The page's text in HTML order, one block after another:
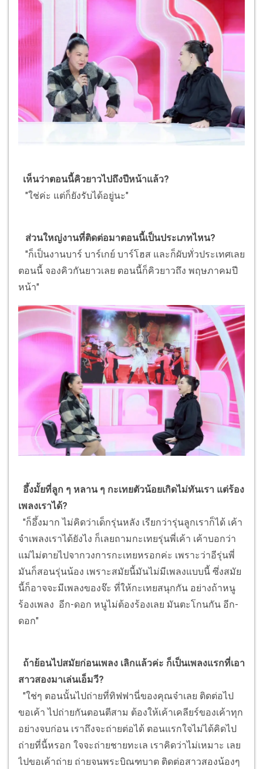
เห็นว่าตอนนี้คิวยาวไปถึงปีหน้าแล้ว?
"ใช่ค่ะ แต่ก็ยังรับได้อยู่นะ"
ส่วนใหญ่งานที่ติดต่อมาตอนนี้เป็นประเภทไหน?
"ก็เป็นงานบาร์ บาร์เกย์ บาร์โฮส และก็ผับทั่วประเทศเลย
ตอนนี้ จองคิวกันยาวเลย ตอนนี้ก็คิวยาวถึง พฤษภาคมปี
หน้า"
อึ้งมั้ยที่ลูก ๆ หลาน ๆ กะเทยตัวน้อยเกิดไม่ทันเรา แต่ร้อง
เพลงเราได้?
"ก็อึ้งมาก ไม่คิดว่าเด็กรุ่นหลัง เรียกว่ารุ่นลูกเราก็ได้ เค้า
จำเพลงเราได้ยังไง ก็เลยถามกะเทยรุ่นพี่เค้า เค้าบอกว่า
แม่ไม่ตายไปจากวงการกะเทยหรอกค่ะ เพราะว่าอีรุ่นพี่
มันก็สอนรุ่นน้อง เพราะสมัยนี้มันไม่มีเพลงแบบนี้ ซึ่งสมัย
นี้ก็อาจจะมีเพลงของจ๊ะ ที่ให้กะเทยสนุกกัน อย่างถ้าหนู
ร้องเพลง อีก-ดอก หนูไม่ต้องร้องเลย มันตะโกนกัน อีก-
ดอก"
ถ้าย้อนไปสมัยก่อนเพลง เลิกแล้วค่ะ ก็เป็นเพลงแรกที่เอา
สาวสองมาเล่นเอ็มวี?
"ใช่ๆ ตอนนั้นไปถ่ายที่ทิฟฟานี่ของคุณจ๋าเลย ติดต่อไป
ขอเค้า ไปถ่ายกันตอนตีสาม ต้องให้เค้าเคลียร์ของเค้าทุก
อย่างจบก่อน เราถึงจะถ่ายต่อได้ ตอนแรกใจไม่ได้คิดไป
ถ่ายที่นี้หรอก ใจจะถ่ายชายทะเล เราคิดว่าไม่เหมาะ เลย
ไปขอเค้าถ่าย ถ่ายจนพระบิณฑบาต ติดต่อสาวสองน้องๆ